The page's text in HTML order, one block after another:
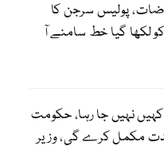
پولیس سرجن کا
لکھا گیا خط سامنے آ
نہیں جا رہا، حکومت
مکمل کرے گی، وزیر